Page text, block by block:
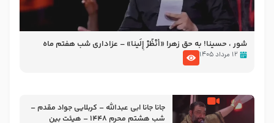
شور ، حسینا! به‌ حق زهرا «أُنْظُرْ إِلَینا» – عزاداری شب هفتم ماه
محرّم 1405
۱۲ مرداد ۱۴۰۵
جانا جانا ابی عبدالله – کربلایی جواد مقدم –
شب هشتم محرم 1448 – هیئت بین